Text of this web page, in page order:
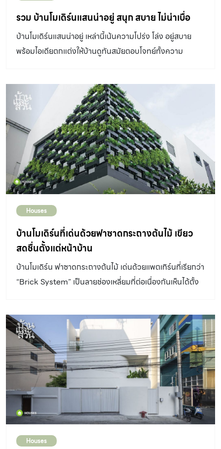
รวม บ้านโมเดิร์นแสนน่าอยู่ สนุก สบาย ไม่น่าเบื่อ
บ้านโมเดิร์นแสนน่าอยู่ เหล่านี้เน้นความโปร่ง โล่ง อยู่สบาย
พร้อมไอเดียตกแต่งให้บ้านดูทันสมัยตอบโจทย์ทั้งความ
Houses
บ้านโมเดิร์นที่เด่นด้วยฟาซาดกระถางต้นไม้ เขียว
สดชื่นตั้งแต่หน้าบ้าน
บ้านโมเดิร์น ฟาซาดกระถางต้นไม้ เด่นด้วยแพตเทิร์นที่เรียกว่า
“Brick System” เป็นลายช่องเหลี่ยมที่ต่อเนื่องกันเห็นได้ตั้ง
Houses